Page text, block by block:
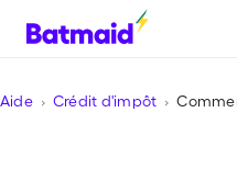
Aide Crédit d'impôt